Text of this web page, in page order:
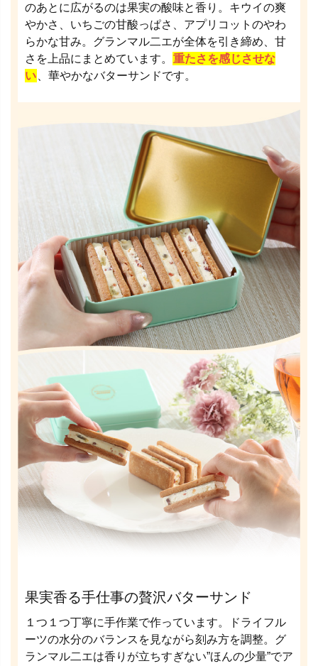
のあとに広がるのは果実の酸味と香り。キウイの爽
やかさ、いちごの甘酸っぱさ、アプリコットのやわ
らかな甘み。グランマル二エが全体を引き締め、甘
さを上品にまとめています。 重たさを感じさせな
い 、華やかなバターサンドです。
果実香る手仕事の贅沢バターサンド
１つ１つ丁寧に手作業で作っています。ドライフル
ーツの水分のバランスを見ながら刻み方を調整。グ
ランマル二エは香りが立ちすぎない”ほんの少量”でア